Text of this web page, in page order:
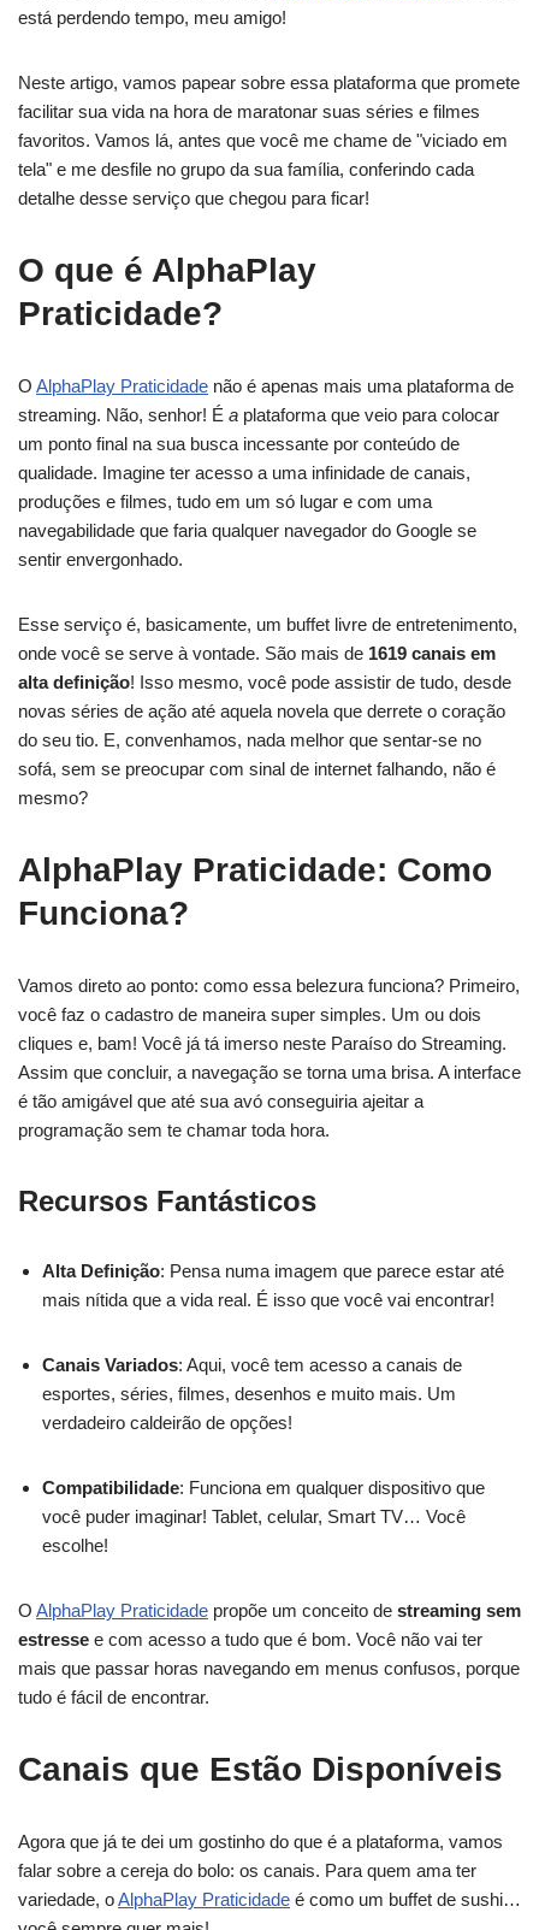
está perdendo tempo, meu amigo!
Neste artigo, vamos papear sobre essa plataforma que promete
facilitar sua vida na hora de maratonar suas séries e filmes
favoritos. Vamos lá, antes que você me chame de "viciado em
tela" e me desfile no grupo da sua família, conferindo cada
detalhe desse serviço que chegou para ficar!
O que é AlphaPlay
Praticidade?
O AlphaPlay Praticidade não é apenas mais uma plataforma de
streaming. Não, senhor! É a plataforma que veio para colocar
um ponto final na sua busca incessante por conteúdo de
qualidade. Imagine ter acesso a uma infinidade de canais,
produções e filmes, tudo em um só lugar e com uma
navegabilidade que faria qualquer navegador do Google se
sentir envergonhado.
Esse serviço é, basicamente, um buffet livre de entretenimento,
onde você se serve à vontade. São mais de 1619 canais em
alta definição! Isso mesmo, você pode assistir de tudo, desde
novas séries de ação até aquela novela que derrete o coração
do seu tio. E, convenhamos, nada melhor que sentar-se no
sofá, sem se preocupar com sinal de internet falhando, não é
mesmo?
AlphaPlay Praticidade: Como
Funciona?
Vamos direto ao ponto: como essa belezura funciona? Primeiro,
você faz o cadastro de maneira super simples. Um ou dois
cliques e, bam! Você já tá imerso neste Paraíso do Streaming.
Assim que concluir, a navegação se torna uma brisa. A interface
é tão amigável que até sua avó conseguiria ajeitar a
programação sem te chamar toda hora.
Recursos Fantásticos
Alta Definição: Pensa numa imagem que parece estar até
mais nítida que a vida real. É isso que você vai encontrar!
Canais Variados: Aqui, você tem acesso a canais de
esportes, séries, filmes, desenhos e muito mais. Um
verdadeiro caldeirão de opções!
Compatibilidade: Funciona em qualquer dispositivo que
você puder imaginar! Tablet, celular, Smart TV… Você
escolhe!
O AlphaPlay Praticidade propõe um conceito de streaming sem
estresse e com acesso a tudo que é bom. Você não vai ter
mais que passar horas navegando em menus confusos, porque
tudo é fácil de encontrar.
Canais que Estão Disponíveis
Agora que já te dei um gostinho do que é a plataforma, vamos
falar sobre a cereja do bolo: os canais. Para quem ama ter
variedade, oAlphaPlay Praticidade é como um buffet de sushi…